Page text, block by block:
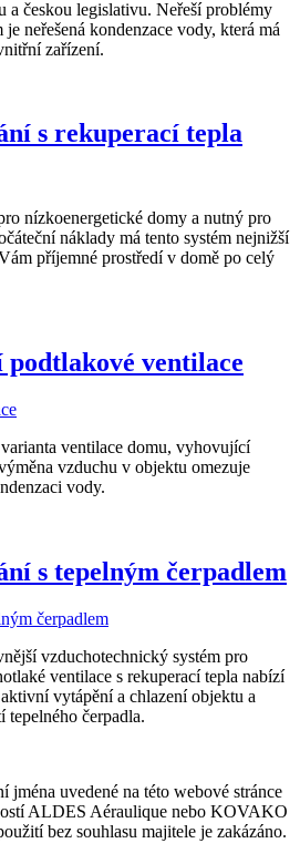
a českou legislativu. Neřeší problémy
neřešená kondenzace vody, která má
zařízení.
s rekuperací tepla
nízkoenergetické domy a nutný pro
náklady má tento systém nejnižší
příjemné prostředí v domě po celý
podtlakové ventilace
ventilace domu, vyhovující
vzduchu v objektu omezuje
vody.
s tepelným čerpadlem
vzduchotechnický systém pro
ventilace s rekuperací tepla nabízí
vytápění a chlazení objektu a
čerpadla.
jména uvedené na této webové stránce
ALDES Aéraulique nebo KOVAKO
bez souhlasu majitele je zakázáno.